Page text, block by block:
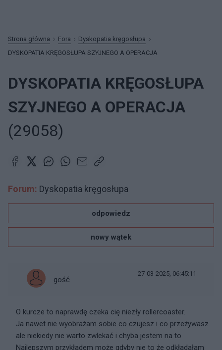
Strona główna Fora
Dyskopatia kręgosłupa
DYSKOPATIA KRĘGOSŁUPA SZYJNEGO A OPERACJA
DYSKOPATIA KRĘGOSŁUPA
SZYJNEGO A OPERACJA
(29058)
Forum: Dyskopatia kręgosłupa
odpowiedz
nowy wątek
gość
27-03-2025, 06:45:11
O kurcze to naprawdę czeka cię niezły rollercoaster.
Ja nawet nie wyobrażam sobie co czujesz i co przeżywasz
ale niekiedy nie warto zwlekać i chyba jestem na to
Najlepszym przykładem może gdyby nie to że odkładałam